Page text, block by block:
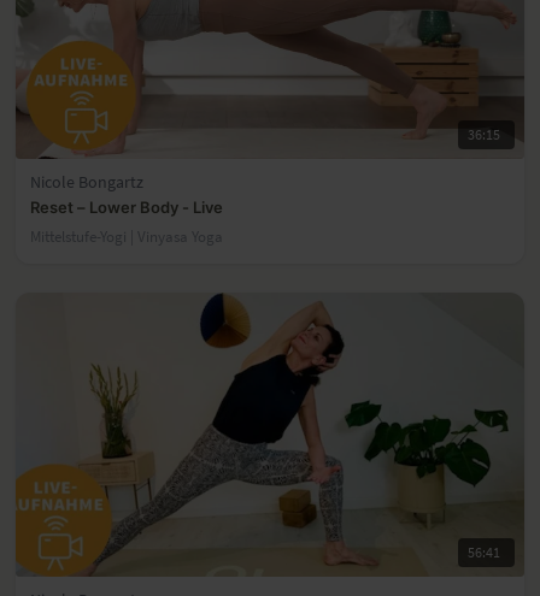
36:15
Nicole Bongartz
Reset – Lower Body - Live
Mittelstufe-Yogi | Vinyasa Yoga
56:41